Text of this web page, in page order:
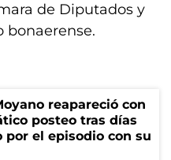
de Diputados y
bonaerense.
reapareció con
posteo tras días
por el episodio con su